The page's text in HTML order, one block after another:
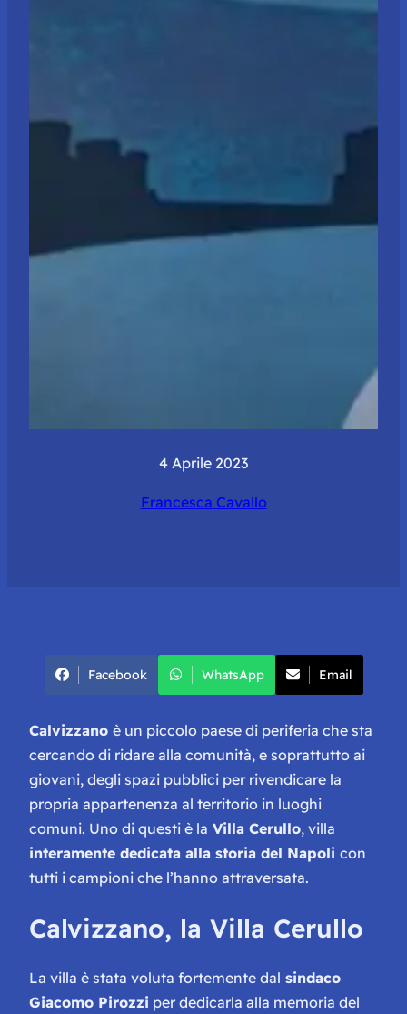
4 Aprile 2023
Francesca Cavallo
Facebook WhatsApp Email
Calvizzano è un piccolo paese di periferia che sta
cercando di ridare alla comunità, e soprattutto ai
giovani, degli spazi pubblici per rivendicare la
propria appartenenza al territorio in luoghi
comuni. Uno di questi è la Villa Cerullo, villa
interamente dedicata alla storia del Napoli con
tutti i campioni che l’hanno attraversata.
Calvizzano, la Villa Cerullo
La villa è stata voluta fortemente dal sindaco
Giacomo Pirozzi per dedicarla alla memoria del